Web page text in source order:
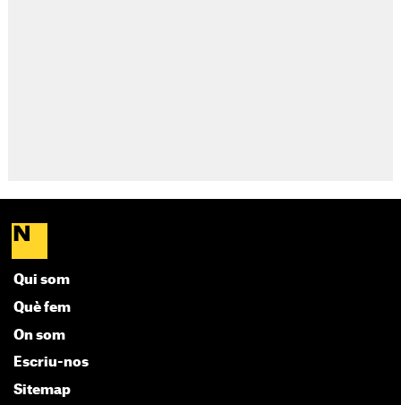
Qui som
Què fem
On som
Escriu-nos
Sitemap